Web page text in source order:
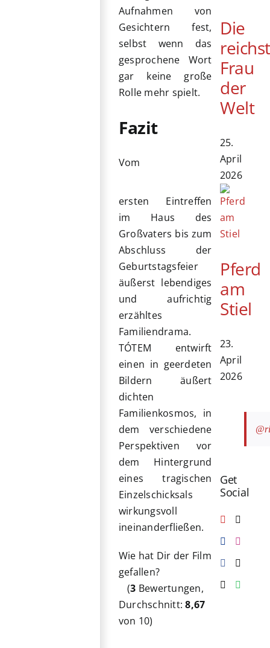
Aufnahmen von
Gesichtern fest,
selbst wenn das
gesprochene Wort
gar keine große
Rolle mehr spielt.
Fazit
Vom
ersten Eintreffen
im Haus des
Großvaters bis zum
Abschluss der
Geburtstagsfeier
äußerst lebendiges
und aufrichtig
erzähltes
Familiendrama.
TÓTEM entwirft
einen in geerdeten
Bildern äußert
dichten
Familienkosmos, in
dem verschiedene
Perspektiven vor
dem Hintergrund
eines tragischen
Einzelschicksals
wirkungsvoll
ineinanderfließen.
Wie hat Dir der Film
gefallen?
(3 Bewertungen,
Durchschnitt:8,67
von 10)
Die
Frau
der
Welt
25.
April
2026
Pferd
am
Stiel
23.
April
2026
Get
Social